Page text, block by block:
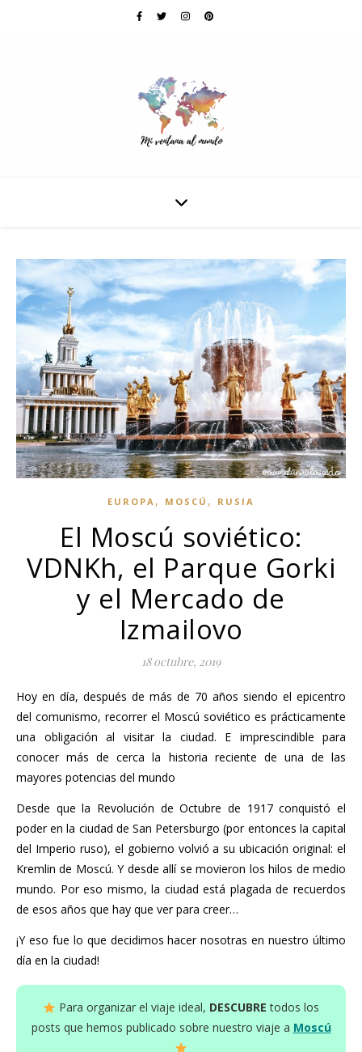
EUROPA , MOSCÚ , RUSIA
El Moscú soviético:
VDNKh, el Parque Gorki
y el Mercado de
Izmailovo
18 octubre, 2019
Hoy en día, después de más de 70 años siendo el epicentro
del comunismo, recorrer el Moscú soviético es prácticamente
una obligación al visitar la ciudad. E imprescindible para
conocer más de cerca la historia reciente de una de las
mayores potencias del mundo
Desde que la Revolución de Octubre de 1917 conquistó el
poder en la ciudad de San Petersburgo (por entonces la capital
del Imperio ruso), el gobierno volvió a su ubicación original: el
Kremlin de Moscú. Y desde allí se movieron los hilos de medio
mundo. Por eso mismo, la ciudad está plagada de recuerdos
de esos años que hay que ver para creer…
¡Y eso fue lo que decidimos hacer nosotras en nuestro último
día en la ciudad!
Para organizar el viaje ideal, DESCUBREtodos los
posts que hemos publicado sobre nuestro viaje a Moscú